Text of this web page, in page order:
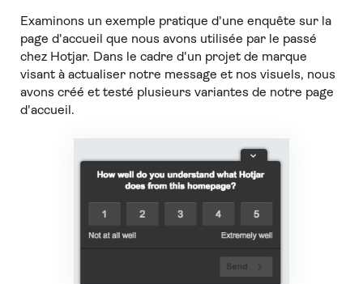
Examinons un exemple pratique d'une enquête sur la
page d'accueil que nous avons utilisée par le passé
chez Hotjar. Dans le cadre d'un projet de marque
visant à actualiser notre message et nos visuels, nous
avons créé et testé plusieurs variantes de notre page
d'accueil.